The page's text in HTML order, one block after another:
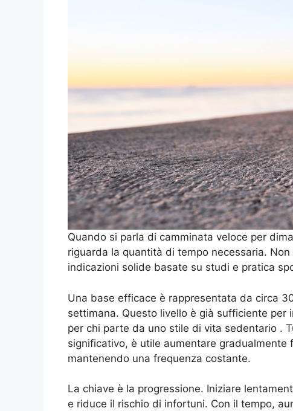
Quando si parla di camminata veloce per
riguarda la quantità di tempo necessaria.
indicazioni solide basate su studi e pratica
Una base efficace è rappresentata da circa
settimana. Questo livello è già sufficiente
per chi parte da uno stile di vita sedentario .
significativo, è utile aumentare
mantenendo una frequenza costante.
La chiave è la progressione. Iniziare
e riduce il rischio di infortuni. Con il tempo,